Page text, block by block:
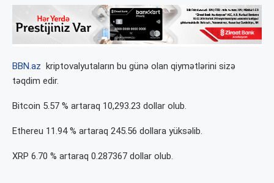
BBN.az kriptovalyutaların bu günə olan qiymətlərini sizə
təqdim edir.
Bitcoin 5.57 % artaraq 10,293.23 dollar olub.
Ethereu 11.94 % artaraq 245.56 dollara yüksəlib.
XRP 6.70 % artaraq 0.287367 dollar olub.